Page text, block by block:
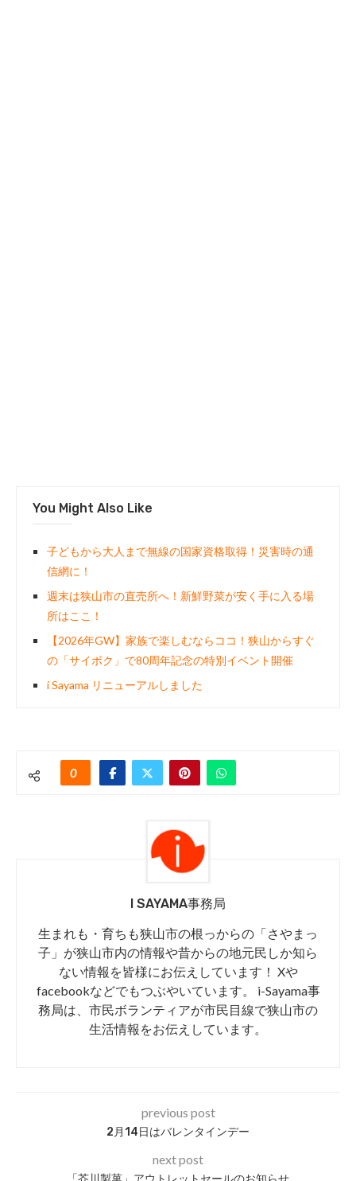
You Might Also Like
子どもから大人まで無線の国家資格取得！災害時の通
信網に！
週末は狭山市の直売所へ！新鮮野菜が安く手に入る場
所はここ！
【2026年GW】家族で楽しむならココ！狭山からすぐ
の「サイボク」で80周年記念の特別イベント開催
i Sayama リニューアルしました
0
I SAYAMA事務局
生まれも・育ちも狭山市の根っからの「さやまっ
子」が狭山市内の情報や昔からの地元民しか知ら
ない情報を皆様にお伝えしています！ Xや
facebookなどでもつぶやいています。 i-Sayama事
務局は、市民ボランティアが市民目線で狭山市の
生活情報をお伝えしています。
previous post
2月14日はバレンタインデー
next post